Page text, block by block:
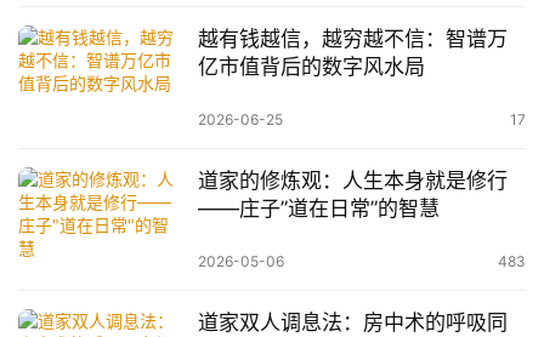
越有钱越信，越穷越不信：智谱万
亿市值背后的数字风水局
2026-06-25 17
道家的修炼观：人生本身就是修行
——庄子”道在日常”的智慧
2026-05-06 483
道家双人调息法：房中术的呼吸同